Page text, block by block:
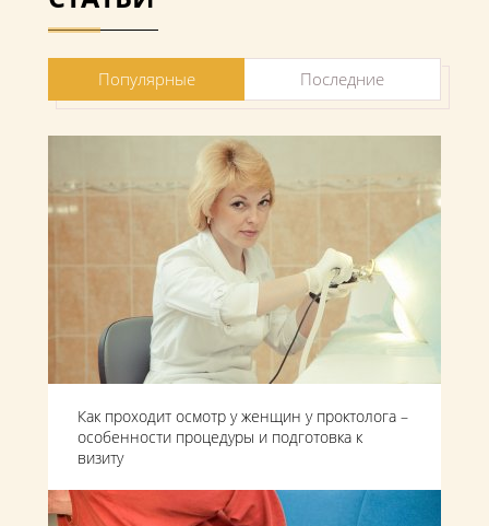
Популярные Последние
Как проходит осмотр у женщин у проктолога –
особенности процедуры и подготовка к
визиту